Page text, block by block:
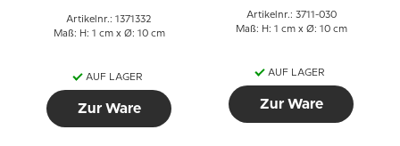
Artikelnr.: 1371332
Maß: H: 1 cm x Ø: 10 cm
AUF LAGER
Zur Ware
Artikelnr.: 3711-030
Maß: H: 1 cm x Ø: 10 cm
AUF LAGER
Zur Ware